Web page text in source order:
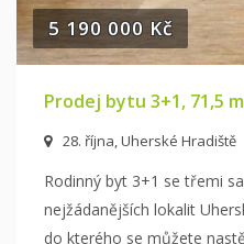
5 190 000 Kč
Prodej bytu 3+1, 71,5
28. října, Uherské Hradiště
Rodinný byt 3+1 se třemi
nejžádanějších lokalit
do kterého se můžete